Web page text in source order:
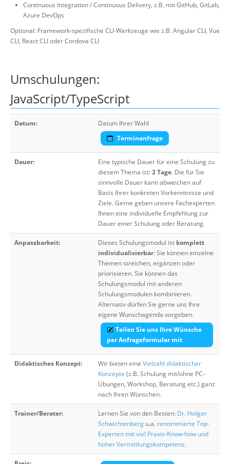
Continuous Integration / Continuous Delivery, z.B. mit GitHub, GitLab,
Azure DevOps
Optional: Framework-spezifische CLI-Werkzeuge wie z.B. Angular CLI, Vue
CLI, React CLI oder Cordova CLI
Umschulungen:
JavaScript/TypeScript
Datum:
Datum Ihrer Wahl
Terminanfrage
Dauer:
Eine typische Dauer für eine Schulung zu
diesem Thema ist:2 Tage. Die für Sie
sinnvolle Dauer kann abweichen auf
Basis Ihrer konkreten Vorkenntnisse und
Ziele. Gerne geben unsere Fachexperten
Ihnen eine individuelle Empfehlung zur
Dauer einer Schulung oder Beratung.
Anpassbarkeit: Dieses Schulungsmodul ist komplett
individualisierbar: Sie können einzelne
Themen streichen, ergänzen oder
priorisieren. Sie können das
Schulungsmodul mit anderen
Schulungsmodulen kombinieren.
Alternativ dürfen Sie gerne uns Ihre
eigene Wunschagenda vorgeben.
Teilen Sie uns Ihre Wünsche
per Anfrageformular mit
Didaktisches Konzept: Wir bieten eine Vielzahl didaktischer
Konzepte (z.B. Schulung mit/ohne PC-
Übungen, Workshop, Beratung etc.) ganz
nach Ihren Wünschen.
Trainer/Berater: Lernen Sie von den Besten: Dr. Holger
Schwichtenberg u.a. renommierte Top-
Experten mit viel Praxis-Know-how und
hoher Vermittlungskompetenz.